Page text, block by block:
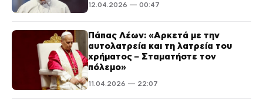
12.04.2026 — 00:47
Πάπας Λέων: «Αρκετά με την
αυτολατρεία και τη λατρεία του
χρήματος – Σταματήστε τον
πόλεμο»
11.04.2026 — 22:07